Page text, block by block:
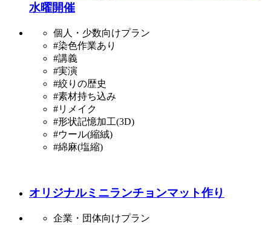
水曜開催
個人・少数向けプラン
#染色作業あり
#講義
#実演
#絞りの歴史
#素材持ち込み
#リメイク
#形状記憶加工(3D)
#ウール(縮絨)
#綿麻(塩縮)
オリジナルミニランチョンマット作り
企業・団体向けプラン